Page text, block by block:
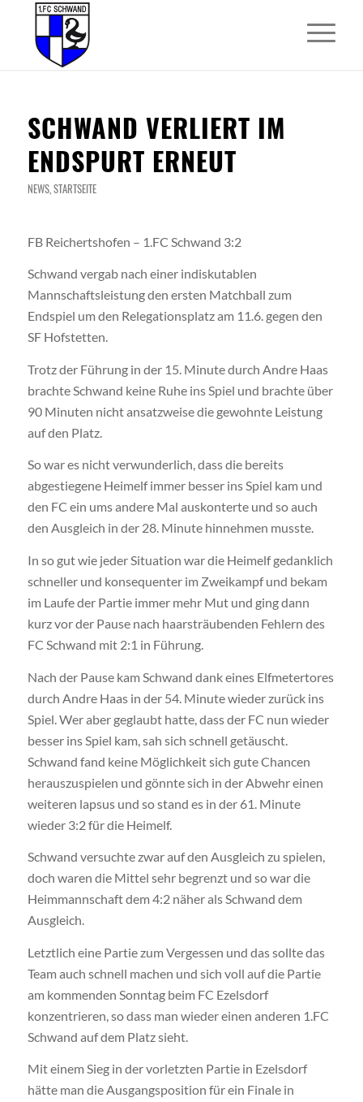
SCHWAND VERLIERT IM
ENDSPURT ERNEUT
NEWS,STARTSEITE
FB Reichertshofen – 1.FC Schwand 3:2
Schwand vergab nach einer indiskutablen
Mannschaftsleistung den ersten Matchball zum
Endspiel um den Relegationsplatz am 11.6. gegen den
SF Hofstetten.
Trotz der Führung in der 15. Minute durch Andre Haas
brachte Schwand keine Ruhe ins Spiel und brachte über
90 Minuten nicht ansatzweise die gewohnte Leistung
auf den Platz.
So war es nicht verwunderlich, dass die bereits
abgestiegene Heimelf immer besser ins Spiel kam und
den FC ein ums andere Mal auskonterte und so auch
den Ausgleich in der 28. Minute hinnehmen musste.
In so gut wie jeder Situation war die Heimelf gedanklich
schneller und konsequenter im Zweikampf und bekam
im Laufe der Partie immer mehr Mut und ging dann
kurz vor der Pause nach haarsträubenden Fehlern des
FC Schwand mit 2:1 in Führung.
Nach der Pause kam Schwand dank eines Elfmetertores
durch Andre Haas in der 54. Minute wieder zurück ins
Spiel. Wer aber geglaubt hatte, dass der FC nun wieder
besser ins Spiel kam, sah sich schnell getäuscht.
Schwand fand keine Möglichkeit sich gute Chancen
herauszuspielen und gönnte sich in der Abwehr einen
weiteren lapsus und so stand es in der 61. Minute
wieder 3:2 für die Heimelf.
Schwand versuchte zwar auf den Ausgleich zu spielen,
doch waren die Mittel sehr begrenzt und so war die
Heimmannschaft dem 4:2 näher als Schwand dem
Ausgleich.
Letztlich eine Partie zum Vergessen und das sollte das
Team auch schnell machen und sich voll auf die Partie
am kommenden Sonntag beim FC Ezelsdorf
konzentrieren, so dass man wieder einen anderen 1.FC
Schwand auf dem Platz sieht.
Mit einem Sieg in der vorletzten Partie in Ezelsdorf
hätte man die Ausgangsposition für ein Finale in